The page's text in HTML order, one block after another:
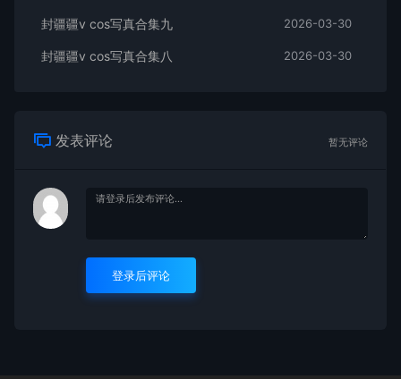
封疆疆v cos写真合集九 2026-03-30
封疆疆v cos写真合集八 2026-03-30
发表评论 暂无评论
登录后评论